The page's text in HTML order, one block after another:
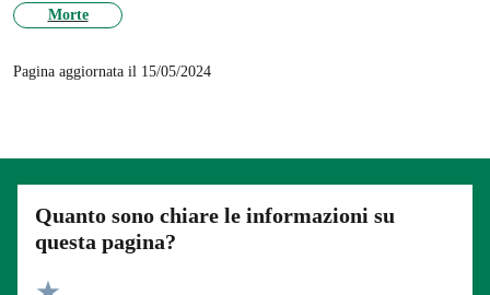
Morte
Pagina aggiornata il 15/05/2024
Quanto sono chiare le informazioni su
questa pagina?